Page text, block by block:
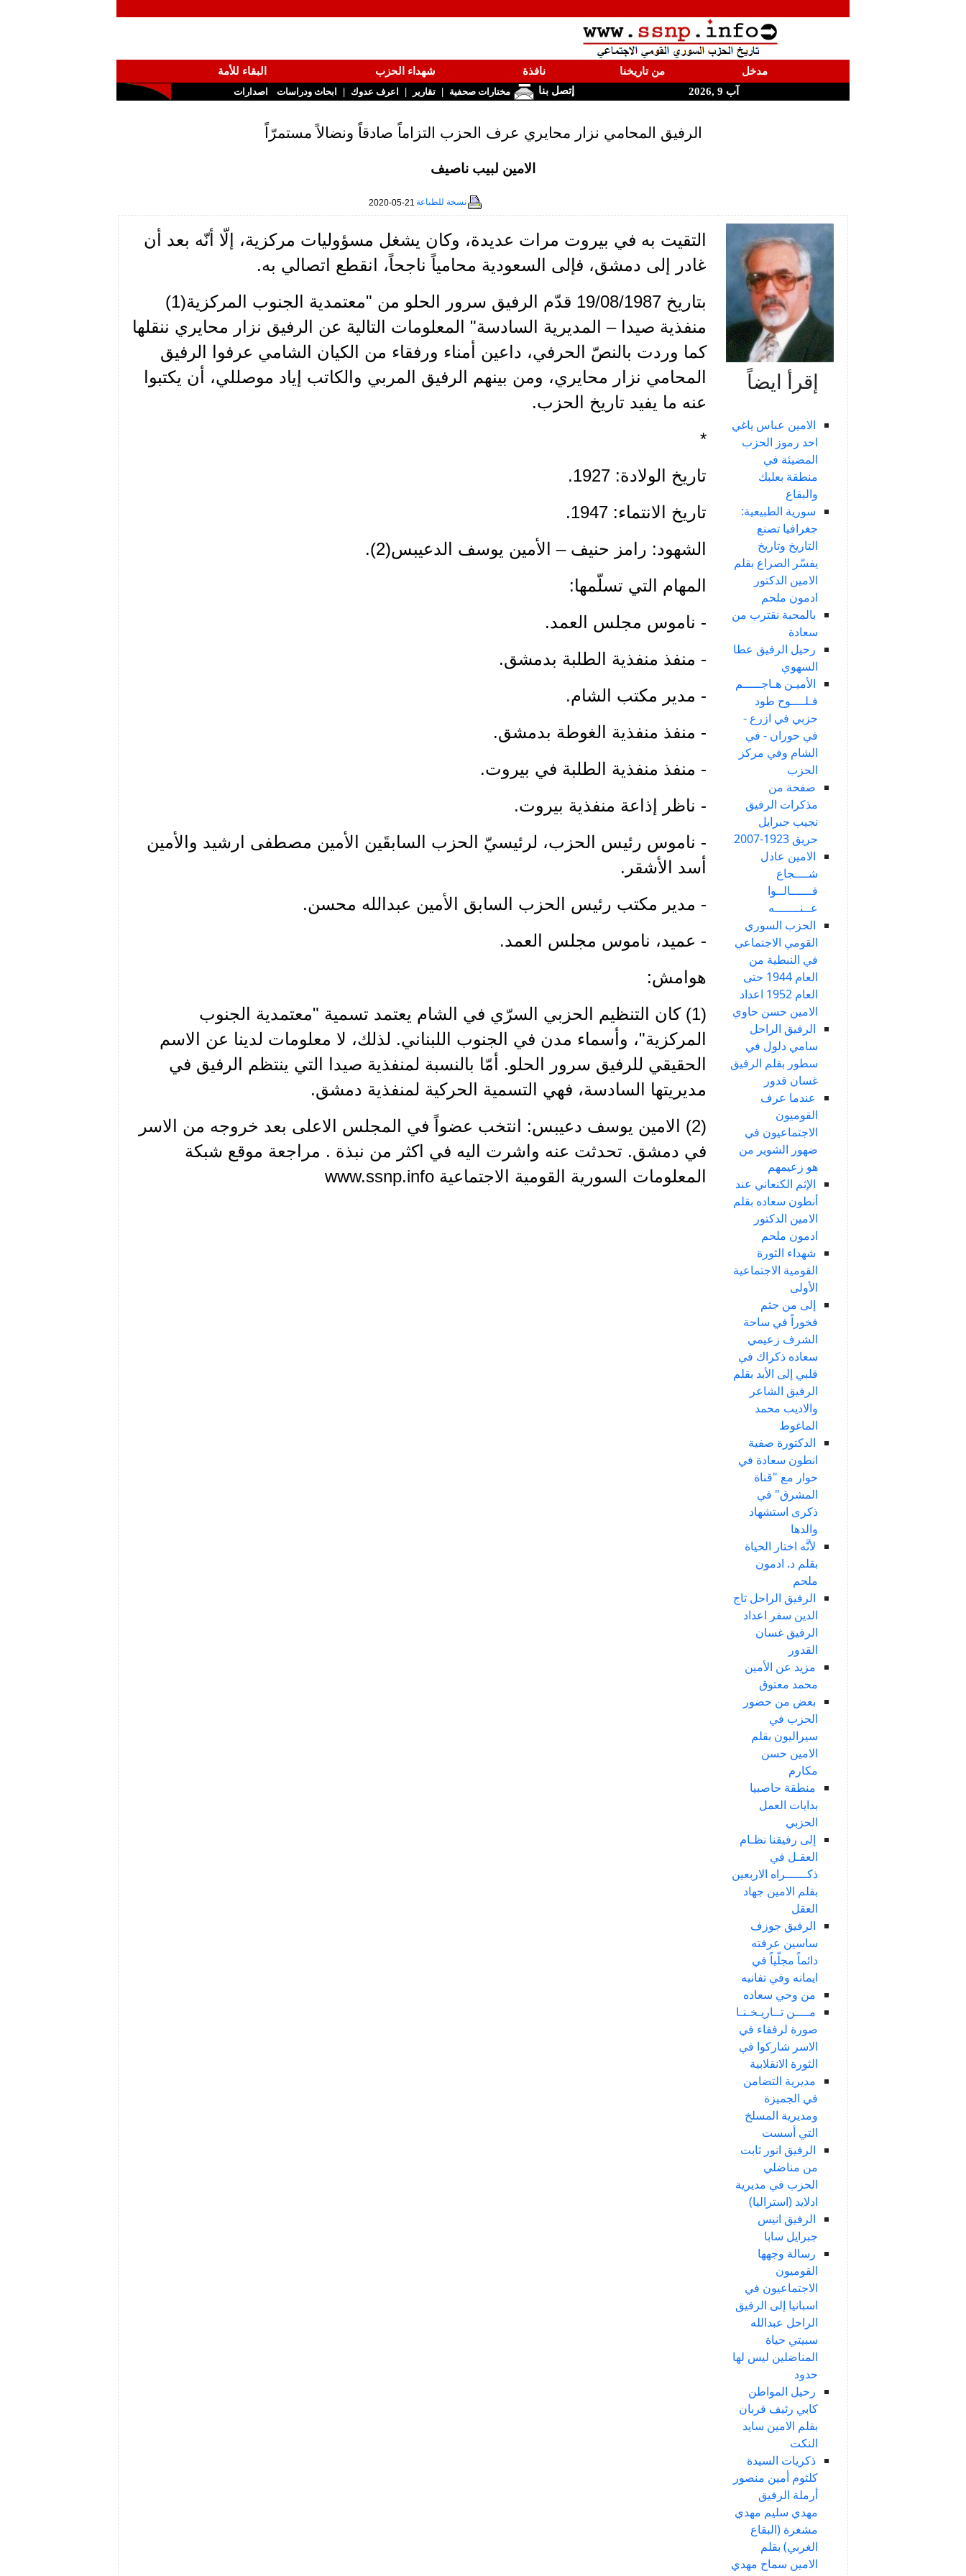
مدخل من تاريخنا نافذة شهداء الحزب
البقاء للأمة
آب 9 ,2026
إتصل بنا مختارات صحفية | تقارير | اعرف عدوك | ابحاث ودراسات اصدارات
الرفيق المحامي نزار محايري عرف الحزب التزاماً صادقاً ونضالاً مستمرّاً
الامين لبيب ناصيف
نسخة للطباعة 2020-05-21
إقرأ ايضاً
الامين عباس ياغي
احد رموز الحزب
المضيئة في
منطقة بعلبك
والبقاع
سورية الطبيعية:
جغرافيا تصنع
التاريخ وتاريخ
يفسّر الصراع بقلم
الامين الدكتور
ادمون ملحم
بالمحبة نقترب من
سعادة
رحيل الرفيق عطا
السهوي
الأميـن هـاجـــــم
فـلــــوح طود
حزبي في ازرع -
في حوران - في
الشام وفي مركز
الحزب
صفحة من
مذكرات الرفيق
نجيب جبرايل
حريق 1923-2007
الامين عادل
شــــجاع
قــــــالــوا
عــنـــــــه
الحزب السوري
القومي الاجتماعي
في النبطية من
العام 1944 حتى
العام 1952 اعداد
الامين حسن حاوي
الرفيق الراحل
سامي دلول في
سطور بقلم الرفيق
غسان قدور
عندما عرف
القوميون
الاجتماعيون في
ضهور الشوير من
هو زعيمهم
الإثم الكنعاني عند
أنطون سعاده بقلم
الامين الدكتور
ادمون ملحم
شهداء الثورة
القومية الاجتماعية
الأولى
إلى من جثم
فخوراً في ساحة
الشرف زعيمي
سعاده ذكراك في
قلبي إلى الأبد بقلم
الرفيق الشاعر
والاديب محمد
الماغوط
الدكتورة صفية
انطون سعادة في
حوار مع "قناة
المشرق" في
ذكرى استشهاد
والدها
لأنَّه اختار الحياة
بقلم د. ادمون
ملحم
الرفيق الراحل تاج
الدين سفر اعداد
الرفيق غسان
القدور
مزيد عن الأمين
محمد معتوق
بعض من حضور
الحزب في
سيراليون بقلم
الامين حسن
مكارم
منطقة حاصبيا
بدايات العمل
الحزبي
إلى رفيقنا نظـام
العقـل في
ذكــــــراه الاربعين
بقلم الامين جهاد
العقل
الرفيق جوزف
ساسين عرفته
دائماً مجلّياً في
ايمانه وفي تفانيه
من وحي سعاده
مــــن تــاريـخـنـا
صورة لرفقاء في
الاسر شاركوا في
الثورة الانقلابية
مديرية التضامن
في الجميزة
ومديرية المسلخ
التي أسست
الرفيق انور ثابت
من مناضلي
الحزب في مديرية
ادلايد (استراليا)
الرفيق انيس
جبرايل سابا
رسالة وجهها
القوميون
الاجتماعيون في
اسبانيا إلى الرفيق
الراحل عبدالله
سبيتي حياة
المناضلين ليس لها
حدود
رحيل المواطن
كابي رئيف قربان
بقلم الامين سايد
النكت
ذكريات السيدة
كلثوم أمين منصور
أرملة الرفيق
مهدي سليم مهدي
مشغرة (البقاع
الغربي) بقلم
الامين سماح مهدي
التقيت به في بيروت مرات عديدة، وكان يشغل مسؤوليات مركزية، إلّا أنّه بعد أن
غادر إلى دمشق، فإلى السعودية محامياً ناجحاً، انقطع اتصالي به.
بتاريخ 19/08/1987 قدّم الرفيق سرور الحلو من "معتمدية الجنوب المركزية(1)
منفذية صيدا – المديرية السادسة" المعلومات التالية عن الرفيق نزار محايري ننقلها
كما وردت بالنصّ الحرفي، داعين أمناء ورفقاء من الكيان الشامي عرفوا الرفيق
المحامي نزار محايري، ومن بينهم الرفيق المربي والكاتب إياد موصللي، أن يكتبوا
عنه ما يفيد تاريخ الحزب.
*
تاريخ الولادة: 1927.
تاريخ الانتماء: 1947.
الشهود: رامز حنيف – الأمين يوسف الدعيبس(2).
المهام التي تسلّمها:
- ناموس مجلس العمد.
- منفذ منفذية الطلبة بدمشق.
- مدير مكتب الشام.
- منفذ منفذية الغوطة بدمشق.
- منفذ منفذية الطلبة في بيروت.
- ناظر إذاعة منفذية بيروت.
- ناموس رئيس الحزب، لرئيسيّ الحزب السابقَين الأمين مصطفى ارشيد والأمين
أسد الأشقر.
- مدير مكتب رئيس الحزب السابق الأمين عبدالله محسن.
- عميد، ناموس مجلس العمد.
هوامش:
(1) كان التنظيم الحزبي السرّي في الشام يعتمد تسمية "معتمدية الجنوب
المركزية"، وأسماء مدن في الجنوب اللبناني. لذلك، لا معلومات لدينا عن الاسم
الحقيقي للرفيق سرور الحلو. أمّا بالنسبة لمنفذية صيدا التي ينتظم الرفيق في
مديريتها السادسة، فهي التسمية الحركية لمنفذية دمشق.
(2) الامين يوسف دعيبس: انتخب عضواً في المجلس الاعلى بعد خروجه من الاسر
في دمشق. تحدثت عنه واشرت اليه في اكثر من نبذة . مراجعة موقع شبكة
المعلومات السورية القومية الاجتماعية www.ssnp.info